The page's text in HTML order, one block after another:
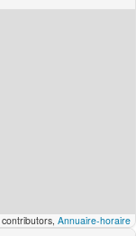
contributors, Annuaire-horaire